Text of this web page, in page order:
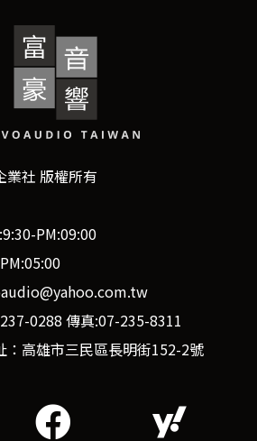
業社 版權所有
PM:09:00
0288 傳真:07-235-8311
：高雄市三民區長明街152-2號